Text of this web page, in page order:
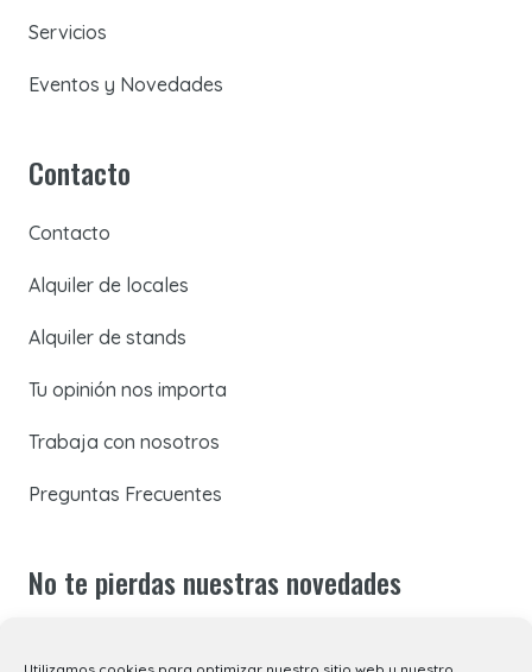
Servicios
Eventos y Novedades
Contacto
Contacto
Alquiler de locales
Alquiler de stands
Tu opinión nos importa
Trabaja con nosotros
Preguntas Frecuentes
No te pierdas nuestras novedades